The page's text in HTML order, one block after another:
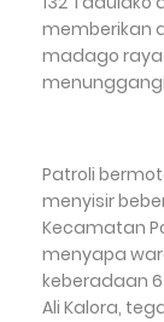
memberikan
madago
menunggangi
Patroli
menyisir
Kecamatan
menyapa
keberadaan 6
Ali Kalora,